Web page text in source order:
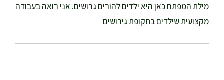
מילת המפתח כאן היא ילדים להורים גרושים. אני רואה בעבודה
מקצועית שילדים בתקופת גירושים